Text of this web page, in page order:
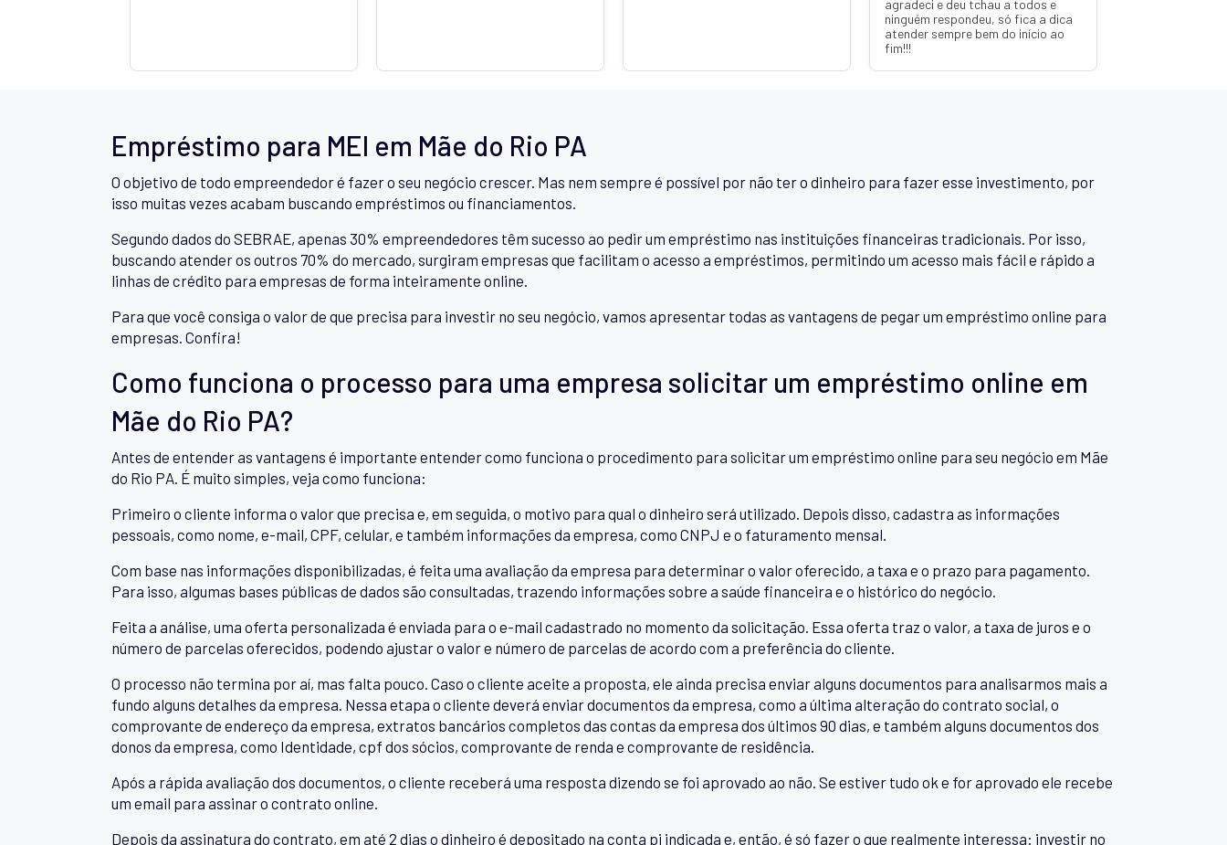
agradeci e deu tchau a todos e
ninguém respondeu, só fica a dica
atender sempre bem do início ao
fim!!!
Empréstimo para MEI em Mãe do Rio PA
O objetivo de todo empreendedor é fazer o seu negócio crescer. Mas nem sempre é possível por não ter o dinheiro para fazer esse investimento, por
isso muitas vezes acabam buscando empréstimos ou financiamentos.
Segundo dados do SEBRAE, apenas 30% empreendedores têm sucesso ao pedir um empréstimo nas instituições financeiras tradicionais. Por isso,
buscando atender os outros 70% do mercado, surgiram empresas que facilitam o acesso a empréstimos, permitindo um acesso mais fácil e rápido a
linhas de crédito para empresas de forma inteiramente online.
Para que você consiga o valor de que precisa para investir no seu negócio, vamos apresentar todas as vantagens de pegar um empréstimo online para
empresas. Confira!
Como funciona o processo para uma empresa solicitar um empréstimo online em
Mãe do Rio PA?
Antes de entender as vantagens é importante entender como funciona o procedimento para solicitar um empréstimo online para seu negócio em Mãe
do Rio PA. É muito simples, veja como funciona:
Primeiro o cliente informa o valor que precisa e, em seguida, o motivo para qual o dinheiro será utilizado. Depois disso, cadastra as informações
pessoais, como nome, e-mail, CPF, celular, e também informações da empresa, como CNPJ e o faturamento mensal.
Com base nas informações disponibilizadas, é feita uma avaliação da empresa para determinar o valor oferecido, a taxa e o prazo para pagamento.
Para isso, algumas bases públicas de dados são consultadas, trazendo informações sobre a saúde financeira e o histórico do negócio.
Feita a análise, uma oferta personalizada é enviada para o e-mail cadastrado no momento da solicitação. Essa oferta traz o valor, a taxa de juros e o
número de parcelas oferecidos, podendo ajustar o valor e número de parcelas de acordo com a preferência do cliente.
O processo não termina por aí, mas falta pouco. Caso o cliente aceite a proposta, ele ainda precisa enviar alguns documentos para analisarmos mais a
fundo alguns detalhes da empresa. Nessa etapa o cliente deverá enviar documentos da empresa, como a última alteração do contrato social, o
comprovante de endereço da empresa, extratos bancários completos das contas da empresa dos últimos 90 dias, e também alguns documentos dos
donos da empresa, como Identidade, cpf dos sócios, comprovante de renda e comprovante de residência.
Após a rápida avaliação dos documentos, o cliente receberá uma resposta dizendo se foi aprovado ao não. Se estiver tudo ok e for aprovado ele recebe
um email para assinar o contrato online.
Depois da assinatura do contrato, em até 2 dias o dinheiro é depositado na conta pj indicada e, então, é só fazer o que realmente interessa: investir no